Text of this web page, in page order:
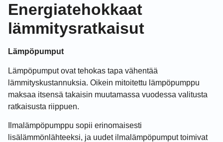
Energiatehokkaat
lämmitysratkaisut
Lämpöpumput
Lämpöpumput ovat tehokas tapa vähentää
lämmityskustannuksia. Oikein mitoitettu lämpöpumppu
maksaa itsensä takaisin muutamassa vuodessa valitusta
ratkaisusta riippuen.
Ilmalämpöpumppu sopii erinomaisesti
lisälämmönlähteeksi, ja uudet ilmalämpöpumput toimivat